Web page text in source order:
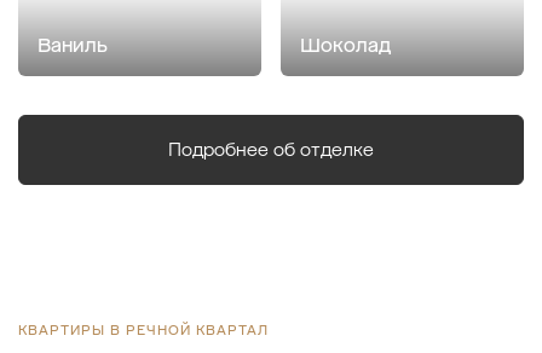
Ваниль Шоколад
Подробнее об отделке
КВАРТИРЫ В РЕЧНОЙ КВАРТАЛ